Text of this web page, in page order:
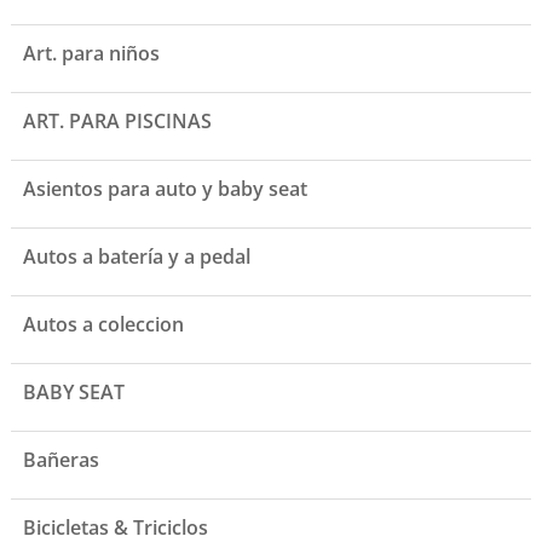
Art. para niños
ART. PARA PISCINAS
Asientos para auto y baby seat
Autos a batería y a pedal
Autos a coleccion
BABY SEAT
Bañeras
Bicicletas & Triciclos